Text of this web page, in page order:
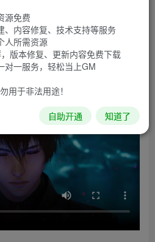
风格的幻想世界，带有丰富和
源免费
、内容修复、技术支持等服务
人所需资源
版本修复、更新内容免费下载
对一服务，轻松当上GM
用于非法用途！
自助开通 知道了